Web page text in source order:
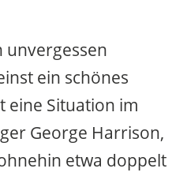
ein schönes
eine Situation im
George Harrison,
etwa doppelt